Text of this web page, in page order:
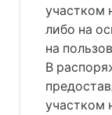
участком
либо на
на
В
участком